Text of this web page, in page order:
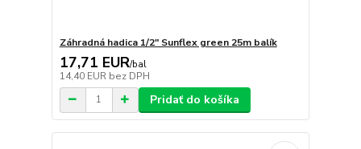
Záhradná hadica 1/2" Sunflex green 25m balík
17,71 EUR/bal
14,40 EUR bez DPH
Pridať do košíka